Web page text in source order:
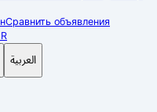
Сравнить объявления
العربية